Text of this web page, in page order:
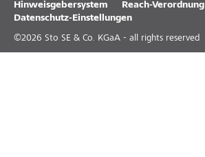
Hinweisgebersystem
Reach-Verordnung
Datenschutz-Einstellungen
©2026 Sto SE & Co. KGaA - all rights reserved